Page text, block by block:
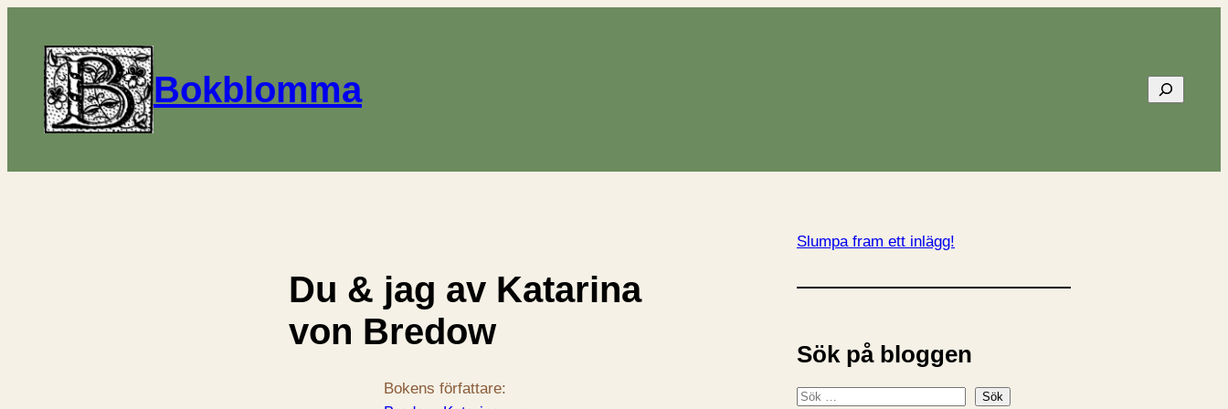
Bokblomma Sök
Du & jag av Katarina
von Bredow
Bokens författare:
Slumpa fram ett inlägg!
Sök på bloggen
S
Sök